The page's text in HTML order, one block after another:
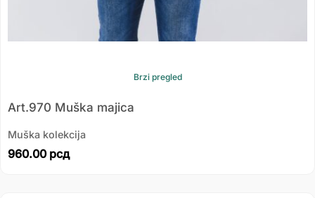
Brzi pregled
Art.970 Muška majica
Muška kolekcija
960.00 рсд